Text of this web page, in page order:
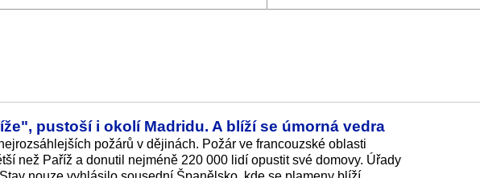
pustoší i okolí Madridu. A blíží se úmorná vedra
požárů v dějinách. Požár ve francouzské oblasti
než Paříž a donutil nejméně 220 000 lidí opustit své domovy. Úřady